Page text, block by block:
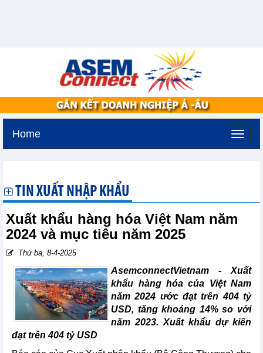
Home
TIN XUẤT NHẬP KHẨU
Xuất khẩu hàng hóa Việt Nam năm
2024 và mục tiêu năm 2025
Thứ ba, 8-4-2025
AsemconnectVietnam - Xuất
khẩu hàng hóa của Việt Nam
năm 2024 ước đạt trên 404 tỷ
USD, tăng khoảng 14% so với
năm 2023. Xuất khẩu dự kiến
đạt trên 404 tỷ USD